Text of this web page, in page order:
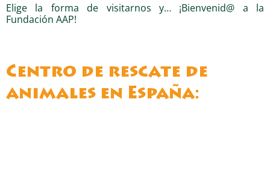
Elige la forma de visitarnos y… ¡Bienvenid@ a la
Fundación AAP!
Centro de rescate de
animales en España: